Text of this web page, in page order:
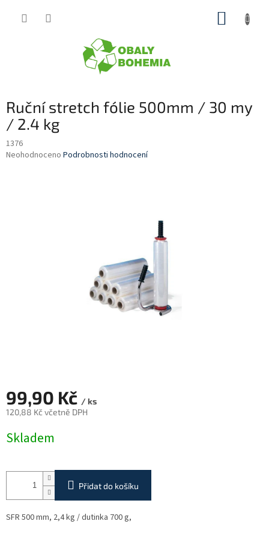
Ruční stretch fólie 500mm / 30 my
/ 2.4 kg
1376
Průměrné
Neohodnoceno Podrobnosti hodnocení
99,90 Kč / ks
120,88 Kč včetně DPH
cena:
Skladem
Přidat do košíku
SFR 500 mm, 2,4 kg / dutinka 700 g,